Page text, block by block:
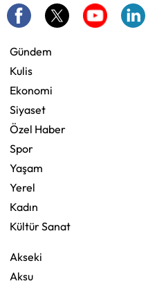
Gündem
Kulis
Ekonomi
Siyaset
Özel Haber
Spor
Yaşam
Yerel
Kadın
Kültür Sanat
Akseki
Aksu